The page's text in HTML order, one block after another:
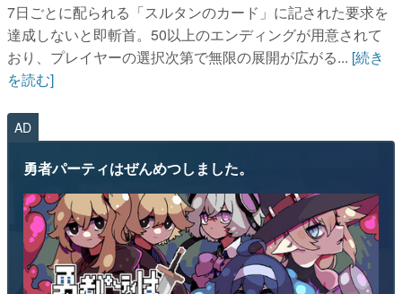
7日ごとに配られる「スルタンのカード」に記された要求を
達成しないと即斬首。50以上のエンディングが用意されて
おり、プレイヤーの選択次第で無限の展開が広がる... [続き
を読む]
AD
勇者パーティはぜんめつしました。